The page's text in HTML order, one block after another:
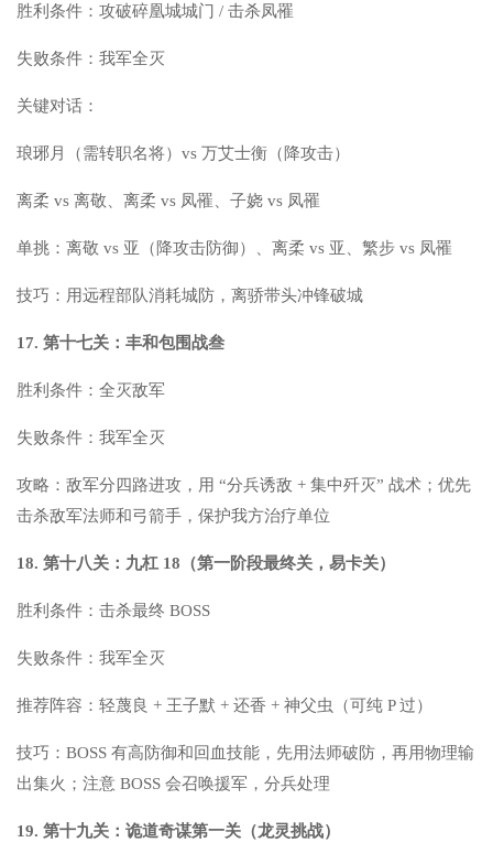
胜利条件：攻破碎凰城城门 / 击杀凤罹
失败条件：我军全灭
关键对话：
琅琊月（需转职名将）vs 万艾士衡（降攻击）
离柔 vs 离敬、离柔 vs 凤罹、子娆 vs 凤罹
单挑：离敬 vs 亚（降攻击防御）、离柔 vs 亚、繁步 vs 凤罹
技巧：用远程部队消耗城防，离骄带头冲锋破城
17. 第十七关：丰和包围战叁
胜利条件：全灭敌军
失败条件：我军全灭
攻略：敌军分四路进攻，用 “分兵诱敌 + 集中歼灭” 战术；优先
击杀敌军法师和弓箭手，保护我方治疗单位
18. 第十八关：九杠 18（第一阶段最终关，易卡关）
胜利条件：击杀最终 BOSS
失败条件：我军全灭
推荐阵容：轻蔑良 + 王子默 + 还香 + 神父虫（可纯 P 过）
技巧：BOSS 有高防御和回血技能，先用法师破防，再用物理输
出集火；注意 BOSS 会召唤援军，分兵处理
19. 第十九关：诡道奇谋第一关（龙灵挑战）